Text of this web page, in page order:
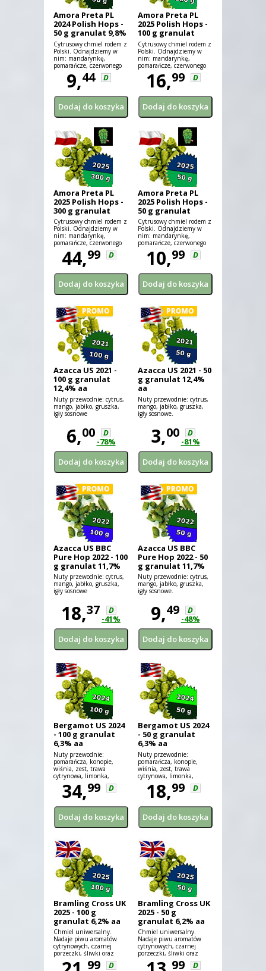
Amora Preta PL
2024 Polish Hops -
50 g granulat 9,8%
aa
Cytrusowy chmiel rodem z
Polski. Odnajdziemy w
nim: mandarynkę,
pomarańcze, czerwonego
grejpfruta i limonkę
9,44 D
Amora Preta PL
2025 Polish Hops -
100 g granulat
10,3% aa
Cytrusowy chmiel rodem z
Polski. Odnajdziemy w
nim: mandarynkę,
pomarańcze, czerwonego
grejpfruta i limonkę
16,99 D
Amora Preta PL
2025 Polish Hops -
300 g granulat
10,3% aa
Cytrusowy chmiel rodem z
Polski. Odnajdziemy w
nim: mandarynkę,
pomarańcze, czerwonego
grejpfruta i limonkę
44,99 D
Amora Preta PL
2025 Polish Hops -
50 g granulat
10,3% aa
Cytrusowy chmiel rodem z
Polski. Odnajdziemy w
nim: mandarynkę,
pomarańcze, czerwonego
grejpfruta i limonkę
10,99 D
Azacca US 2021 -
100 g granulat
12,4% aa
Nuty przewodnie: cytrus,
mango, jabłko, gruszka,
igły sosnowe
6,00
D
-78%
Azacca US 2021 - 50
g granulat 12,4%
aa
Nuty przewodnie: cytrus,
mango, jabłko, gruszka,
igły sosnowe.
3,00
D
-81%
Azacca US BBC
Pure Hop 2022 - 100
g granulat 11,7%
aa
Nuty przewodnie: cytrus,
mango, jabłko, gruszka,
igły sosnowe
18,37
D
-41%
Azacca US BBC
Pure Hop 2022 - 50
g granulat 11,7%
aa
Nuty przewodnie: cytrus,
mango, jabłko, gruszka,
igły sosnowe.
9,49
D
-48%
Bergamot US 2024
- 100 g granulat
6,3% aa
Nuty przewodnie:
pomarańcza, konopie,
wiśnia, zest, trawa
cytrynowa, limonka,
jałowiec, sok
pomarańczowy, mango
34,99 D
Bergamot US 2024
- 50 g granulat
6,3% aa
Nuty przewodnie:
pomarańcza, konopie,
wiśnia, zest, trawa
cytrynowa, limonka,
jałowiec, sok
pomarańczowy, mango
18,99 D
Bramling Cross UK
2025 - 100 g
granulat 6,2% aa
Chmiel uniwersalny.
Nadaje piwu aromatów
cytrynowych, czarnej
porzeczki, śliwki oraz
gruszki.
99 D
Bramling Cross UK
2025 - 50 g
granulat 6,2% aa
Chmiel uniwersalny.
Nadaje piwu aromatów
cytrynowych, czarnej
porzeczki, śliwki oraz
gruszki.
99 D